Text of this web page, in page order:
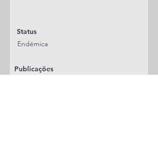
Status
Endémica
Publicações